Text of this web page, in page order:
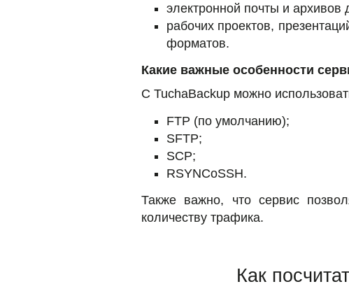
электронной почты и архивов
рабочих проектов,
форматов.
Какие важные особенности
С TuchaBackup можно
FTP (по умолчанию);
SFTP;
SCP;
RSYNCoSSH.
Также важно, что сервис
количеству трафика.
Как